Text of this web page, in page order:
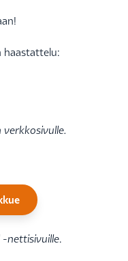
haastattelu:
-nettisivuille.